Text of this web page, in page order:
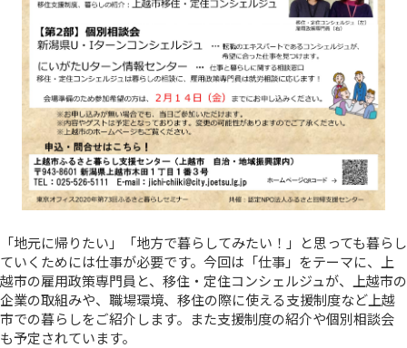
「地元に帰りたい」「地方で暮らしてみたい！」と思っても暮らし
ていくためには仕事が必要です。今回は「仕事」をテーマに、上
越市の雇用政策専門員と、移住・定住コンシェルジュが、上越市の
企業の取組みや、職場環境、移住の際に使える支援制度など上越
市での暮らしをご紹介します。また支援制度の紹介や個別相談会
も予定されています。